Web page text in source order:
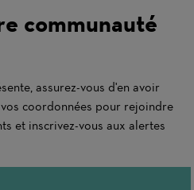
communauté
assurez-vous d'en avoir
coordonnées pour rejoindre
et inscrivez-vous aux alertes